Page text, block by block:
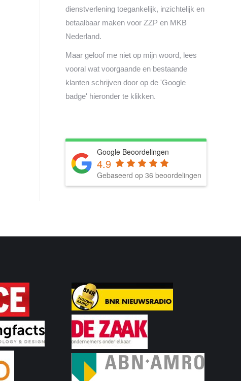
dienstverlening toegankelijk, inzichtelijk en
betaalbaar maken voor ZZP en MKB
Nederland.
Maar geloof me niet op mijn woord, lees
vooral wat voorgaande en bestaande
klanten schrijven door op de 'Google
badge' hieronder te klikken.
Google Beoordelingen
4.9
Gebaseerd op 36 beoordelingen